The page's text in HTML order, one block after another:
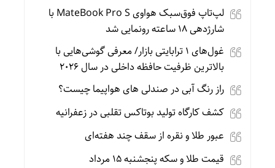
لپ‌تاپ فوق‌سبک هواوی MateBook Pro S با
شارژدهی ۱۸ ساعته رونمایی شد
غول‌های ۱ ترابایتی بازار/ معرفی گوشی‌هایی با
بالاترین ظرفیت حافظه داخلی در سال ۲۰۲۶
راز رنگ آبی در صندلی های هواپیما چیست؟
کشف کارگاه تولید بوتاکس تقلبی در زعفرانیه
عبور طلا و نقره از سقف چند هفته‌ای
قیمت طلا و سکه پنجشنبه 15 مرداد